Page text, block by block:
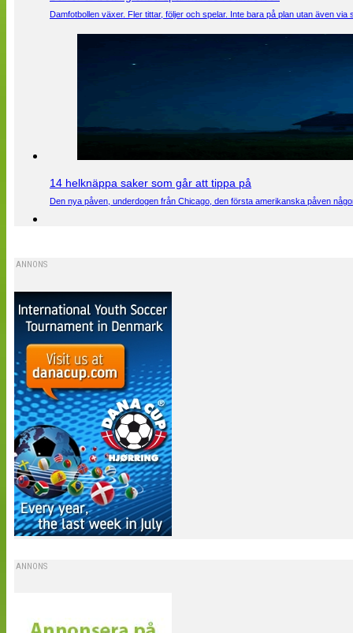
Damfotbollen växer. Fler tittar, följer och spelar. Inte bara på plan utan även
14 helknäppa saker som går att tippa på
Den nya påven, underdogen från Chicago, den första amerikanska påven
ANNONS
ANNONS